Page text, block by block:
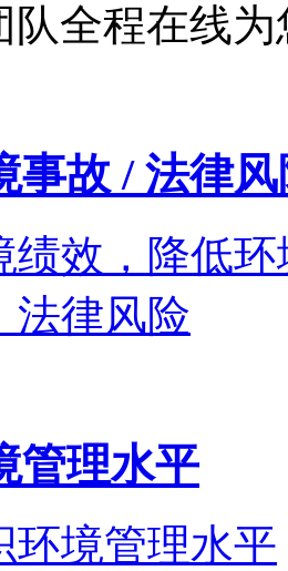
队全程在线
事故 / 法律
绩效，降低环
法律风险
管理水平
环境管理水平